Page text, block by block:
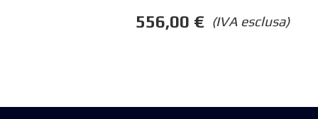
(IVA esclusa)
556,00 €